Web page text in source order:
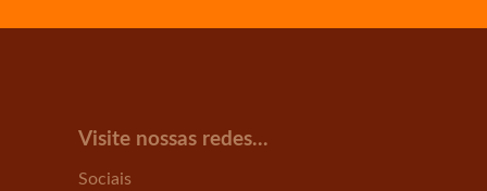
Visite nossas redes...
Sociais